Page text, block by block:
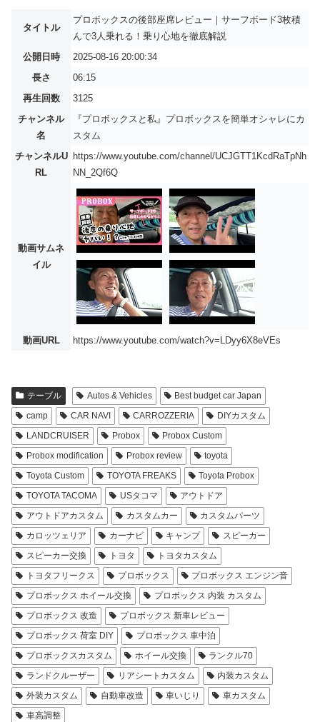
タイトル
プロボックスの後部座席レビュー｜サーフボード3枚積
んで3人乗れる！乗り心地を徹底解説
公開日時
2025-08-16 20:00:34
長さ
06:15
再生回数
3125
チャンネル
名
『プロボックスと私』プロボックスを簡単オシャレにカ
スタム
チャンネルU
RL
https://www.youtube.com/channel/UCJGTT1KcdRaTpNh
NN_2Qf6Q
動画サムネ
イル
動画URL https://www.youtube.com/watch?v=LDyy6X8eVEs
テーブル Autos & Vehicles
Best budget car Japan
camp
CAR NAVI CARROZZERIA
DIYカスタム
LANDCRUISER
Probox
Probox Custom
Probox modification
Probox review
toyota
Toyota Custom
TOYOTA FREAKS
Toyota Probox
TOYOTA TACOMA
USタコマ
アウトドア
アウトドアカスタム
カスタムカー
カスタムパーツ
カロッツェリア
カーナビ キャンプ
スピーカー
スピーカー交換
トヨタ
トヨタカスタム
トヨタフリークス
プロボックス
プロボックス エンジン音
プロボックス ホイール交換
プロボックス 内装 カスタム
プロボックス 改造
プロボックス 新車レビュー
プロボックス 荷室 DIY
プロボックス 車中泊
プロボックスカスタム
ホイール交換
ランクル70
ランドクルーザー
リアシートカスタム
内装カスタム
外装カスタム
自動車改造 車いじり
車カスタム
車高調整